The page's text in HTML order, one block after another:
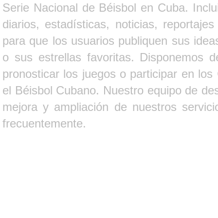
Serie Nacional de Béisbol en Cuba.
diarios, estadísticas, noticias,
para que los usuarios publiquen sus
o sus estrellas favoritas. Disponemos
pronosticar los juegos o participar en
el Béisbol Cubano. Nuestro equipo de
mejora y ampliación de nuestros
frecuentemente.